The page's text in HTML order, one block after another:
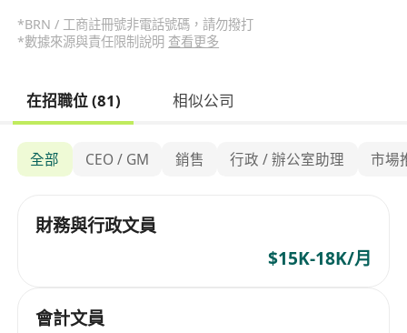
*BRN / 工商註冊號非電話號碼，請勿撥打
*數據來源與責任限制說明 查看更多
在招職位 (81) 相似公司
全部 CEO / GM 銷售 行政 / 辦公室助理 市場
財務與行政文員
$15K-18K/月
會計文員